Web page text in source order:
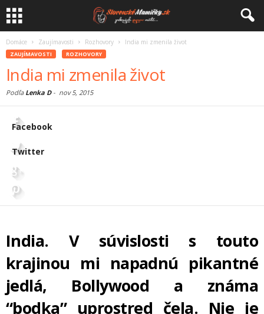
Domáce Zaujímavosti Rozhovory India mi zmenila život
ZAUJÍMAVOSTI ROZHOVORY
India mi zmenila život
Podľa Lenka D- nov 5, 2015
Facebook
Twitter
India. V súvislosti s touto
krajinou mi napadnú pikantné
jedlá, Bollywood a známa
“bodka” uprostred čela. Nie je